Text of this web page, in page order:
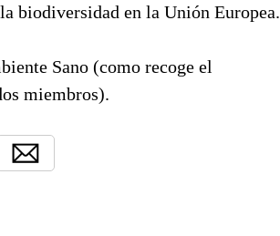
biodiversidad en la Unión Europea.
Sano (como recoge el
miembros).